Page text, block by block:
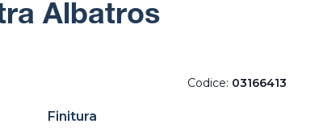
Albatros
Codice: 03166413
Finitura